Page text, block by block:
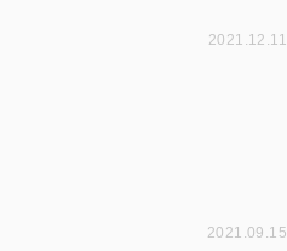
2021.12.11
2021.09.15